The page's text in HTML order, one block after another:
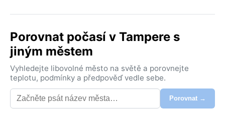
Porovnat počasí v Tampere s
jiným městem
Vyhledejte libovolné město na světě a porovnejte
teplotu, podmínky a předpověď vedle sebe.
Porovnat →